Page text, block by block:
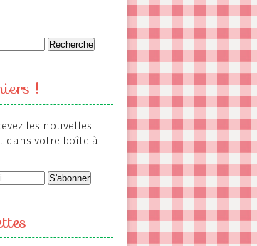
!
les nouvelles
dans votre boîte à